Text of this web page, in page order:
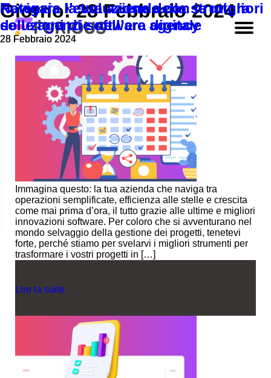
Giorno:28 Febbraio 2024
Potenzia la tua azienda con le migliori
soluzioni di software agency
28 Febbraio 2024
operazioni semplificate, efficienza alle stelle e crescita
come mai prima d’ora, il tutto grazie alle ultime e migliori
innovazioni software. Per coloro che si avventurano nel
mondo selvaggio della gestione dei progetti, tenetevi
forte, perché stiamo per svelarvi i migliori strumenti per
trasformare i vostri progetti in […]
Lire la suite
Navigare l’evoluzione della struttura
delle agenzie nell’era digitale
28 Febbraio 2024